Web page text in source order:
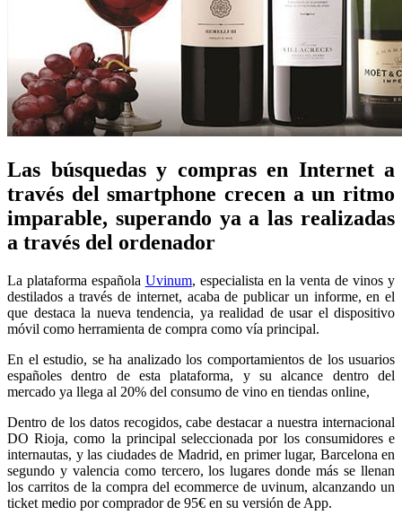
Las búsquedas y compras en Internet a
través del smartphone crecen a un ritmo
imparable, superando ya a las realizadas
a través del ordenador
La plataforma española Uvinum, especialista en la venta de vinos y
destilados a través de internet, acaba de publicar un informe, en el
que destaca la nueva tendencia, ya realidad de usar el dispositivo
móvil como herramienta de compra como vía principal.
En el estudio, se ha analizado los comportamientos de los usuarios
españoles dentro de esta plataforma, y su alcance dentro del
mercado ya llega al 20% del consumo de vino en tiendas online,
Dentro de los datos recogidos, cabe destacar a nuestra internacional
DO Rioja, como la principal seleccionada por los consumidores e
internautas, y las ciudades de Madrid, en primer lugar, Barcelona en
segundo y valencia como tercero, los lugares donde más se llenan
los carritos de la compra del ecommerce de uvinum, alcanzando un
ticket medio por comprador de 95€ en su versión de App.